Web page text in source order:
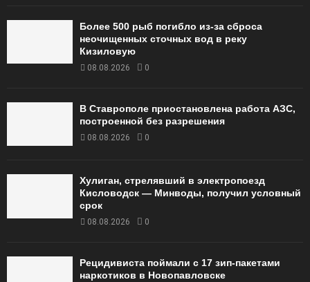
Более 500 рыб погибло из-за сброса
неочищенных сточных вод в реку
Кизиловую
08.08.2026 0
В Ставрополе приостановлена работа АЗС,
построенной без разрешения
08.08.2026 0
Хулиган, стрелявший в электропоезд
Кисловодск — Минводы, получил условный
срок
08.08.2026 0
Рецидивиста поймали с 17 зип-пакетами
наркотиков в Новопавловске